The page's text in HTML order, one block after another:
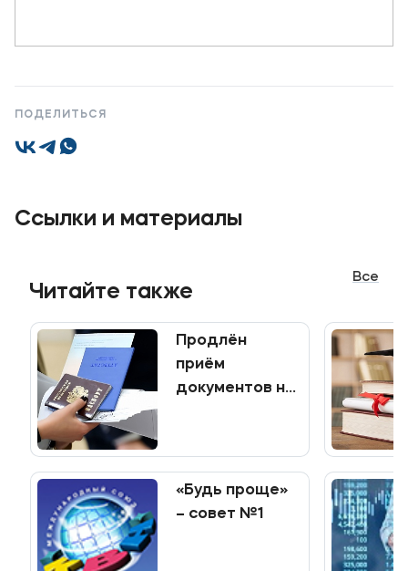
Банковские реквизиты
+7 (495) 221-10-01
Об образовательной организации
Банковские реквизиты
Мы в соцсетях
Подобрать программу
ПОДЕЛИТЬСЯ
Ссылки и материалы
Читайте также
Все
Продлён
приём
документов на
профессионального
образования
«Будь проще»
– совет №1